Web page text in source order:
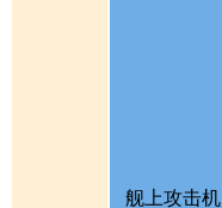
舰上攻击机